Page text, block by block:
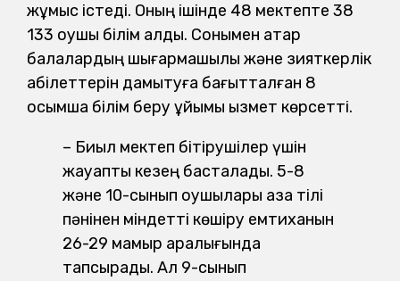
жұмыс істеді. Оның ішінде 48 мектепте 38
133 оқушы білім алды. Сонымен қатар
балалардың шығармашылық және зияткерлік
қабілеттерін дамытуға бағытталған 8
қосымша білім беру ұйымы қызмет көрсетті.
– Биыл мектеп бітірушілер үшін
жауапты кезең басталады. 5-8
және 10-сынып оқушылары қазақ тілі
пәнінен міндетті көшіру емтиханын
26-29 мамыр аралығында
тапсырады. Ал 9-сынып